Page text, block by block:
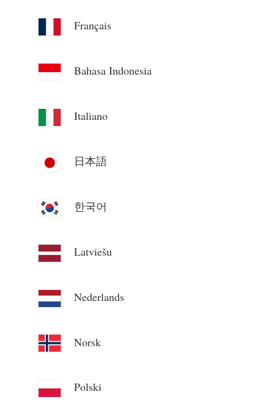
App Store
PV-rangering
Français
Bahasa Indonesia
Italiano
日本語
한국어
Latviešu
Nederlands
Norsk
Polski